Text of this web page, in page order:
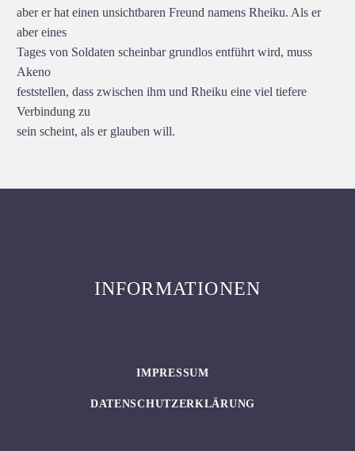
aber er hat einen unsichtbaren Freund namens Rheiku. Als er
aber eines
Tages von Soldaten scheinbar grundlos entführt wird, muss
Akeno
feststellen, dass zwischen ihm und Rheiku eine viel tiefere
Verbindung zu
sein scheint, als er glauben will.
INFORMATIONEN
IMPRESSUM
DATENSCHUTZERKLÄRUNG